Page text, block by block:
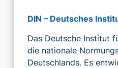
DIN – Deutsches
Das Deutsche Institut
die nationale
Deutschlands. Es